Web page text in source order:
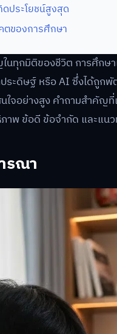
ดประโยชน์สูงสุด
ของการศึกษา
นทุกมิติของชีวิต การศึก
ระดิษฐ์ หรือ AI ซึ่งได้ถูก
ใจอย่างสูง คำถามสำคัญ
าพ ข้อดี ข้อจำกัด และแน
รณา